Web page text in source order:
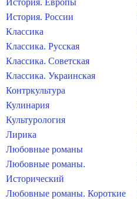
История. Европы
История. России
Классика
Классика. Русская
Классика. Советская
Классика. Украинская
Контркультура
Кулинария
Культурология
Лирика
Любовные романы
Любовные романы.
Исторический
Любовные романы. Короткие